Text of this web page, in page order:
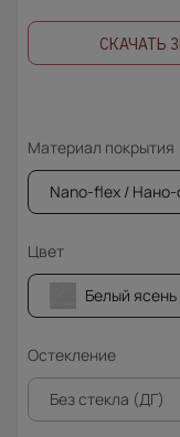
СКАЧАТЬ
Материал покрытия
Nano-flex /
Цвет
Белый ясень
Остекление
Без стекла (ДГ)